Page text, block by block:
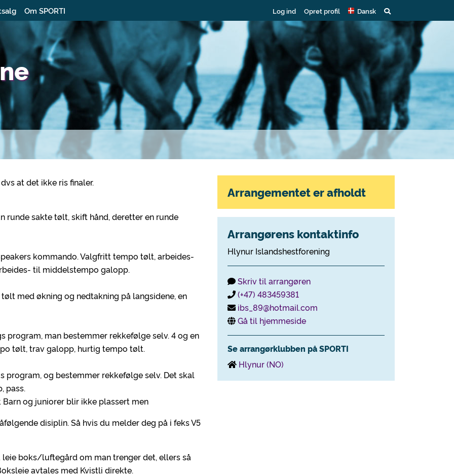
Om SPORTI Log ind Opret profil Dansk
at det ikke ris finaler.
runde sakte tølt, skift hånd, deretter en runde
kommando. Valgfritt tempo tølt, arbeides-
til middelstempo galopp.
med økning og nedtakning på langsidene, en
program, man bestemmer rekkefølge selv. 4 og en
tølt, trav galopp, hurtig tempo tølt.
program, og bestemmer rekkefølge selv. Det skal
pass.
og juniorer blir ikke plassert men
disiplin. Så hvis du melder deg på i feks V5
boks/luftegård om man trenger det, ellers så
avtales med Kvistli direkte.
Arrangementet er afholdt
Arrangørens kontaktinfo
Hlynur Islandshestforening
Skriv til arrangøren
(+47) 483459381
ibs_89@hotmail.com
Gå til hjemmeside
Se arrangørklubben på SPORTI
Hlynur (NO)